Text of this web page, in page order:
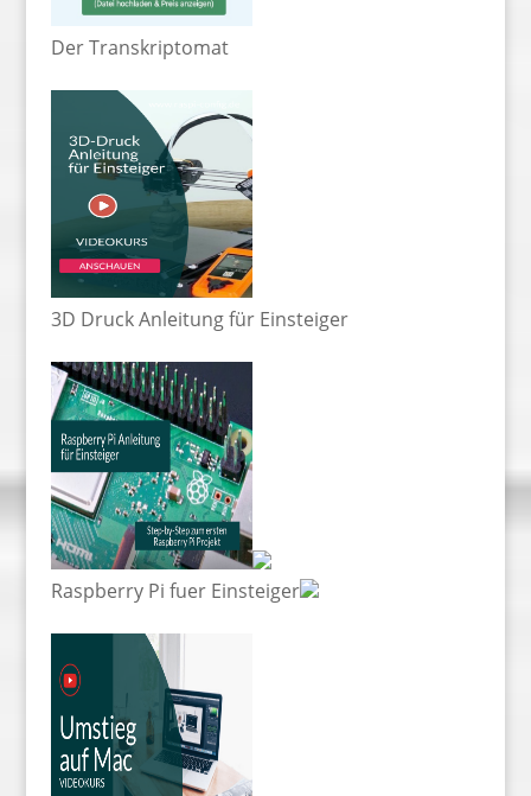
Der Transkriptomat
3D Druck Anleitung für Einsteiger
Raspberry Pi fuer Einsteiger